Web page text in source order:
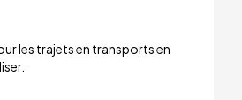
les trajets en transports en